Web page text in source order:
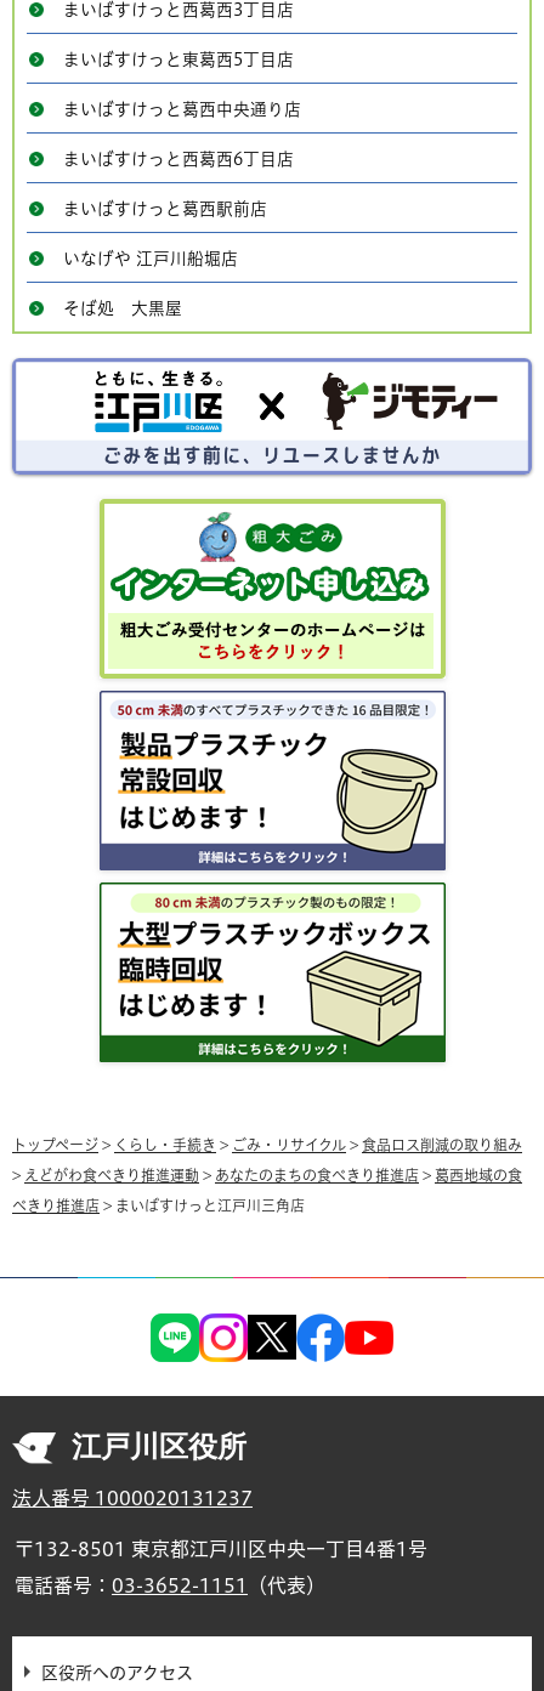
まいばすけっと西葛西3丁目店
まいばすけっと東葛西5丁目店
まいばすけっと葛西中央通り店
まいばすけっと西葛西6丁目店
まいばすけっと葛西駅前店
いなげや 江戸川船堀店
そば処 大黒屋
トップページ > くらし・手続き > ごみ・リサイクル > 食品ロス削減の取り組み
> えどがわ食べきり推進運動 > あなたのまちの食べきり推進店 > 葛西地域の食
べきり推進店 > まいばすけっと江戸川三角店
江戸川区役所
法人番号 1000020131237
〒132-8501 東京都江戸川区中央一丁目4番1号
電話番号： 03-3652-1151 （代表）
区役所へのアクセス